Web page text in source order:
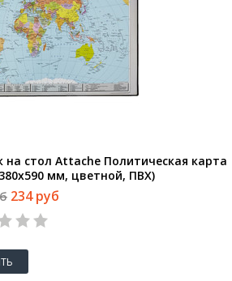
на стол Attache Политическая карта
мм, цветной, ПВХ)
234 руб